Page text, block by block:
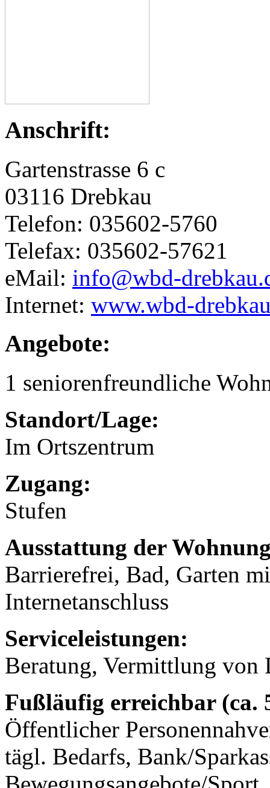
Anschrift:
Gartenstrasse 6 c
03116 Drebkau
Telefon: 035602-5760
Telefax: 035602-57621
eMail: info@wbd-
Internet: www.wbd-
Angebote:
1 seniorenfreundliche
Standort/Lage:
Im Ortszentrum
Zugang:
Stufen
Ausstattung der
Barrierefrei, Bad, Garten
Internetanschluss
Serviceleistungen:
Beratung, Vermittlung von
Fußläufig erreichbar (ca.
Öffentlicher
tägl. Bedarfs, Bank/